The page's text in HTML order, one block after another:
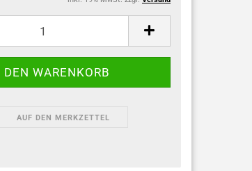
AUF DEN MERKZETTEL